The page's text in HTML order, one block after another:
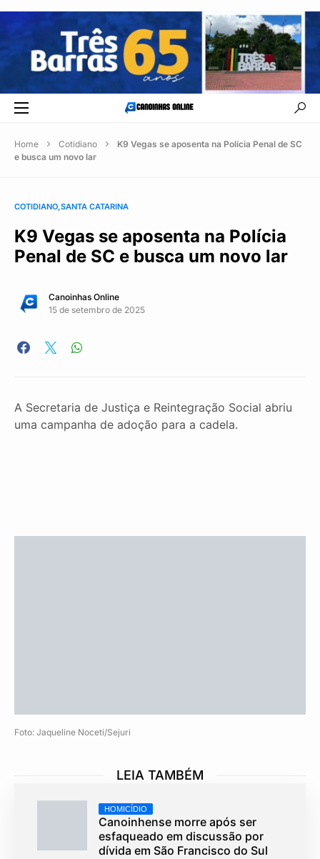
Home Cotidiano
K9 Vegas se aposenta na Polícia Penal de SC
e busca um novo lar
COTIDIANO SANTA CATARINA
K9 Vegas se aposenta na Polícia
Penal de SC e busca um novo lar
Canoinhas Online
15 de setembro de 2025
A Secretaria de Justiça e Reintegração Social abriu
uma campanha de adoção para a cadela.
Foto: Jaqueline Noceti/Sejuri
LEIA TAMBÉM
HOMICÍDIO
Canoinhense morre após ser
esfaqueado em discussão por
dívida em São Francisco do Sul